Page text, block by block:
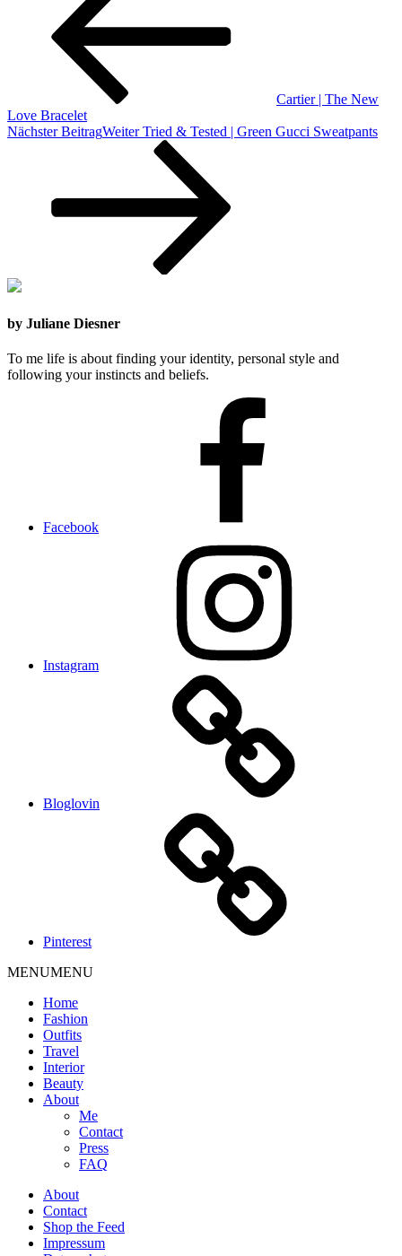
Cartier | The New
Love Bracelet
Nächster BeitragWeiter Tried & Tested | Green Gucci Sweatpants
by Juliane Diesner
To me life is about finding your identity, personal style and
following your instincts and beliefs.
Facebook
Instagram
Bloglovin
Pinterest
MENUMENU
Home
Fashion
Outfits
Travel
Interior
Beauty
About
Me
Contact
Press
FAQ
About
Contact
Shop the Feed
Impressum